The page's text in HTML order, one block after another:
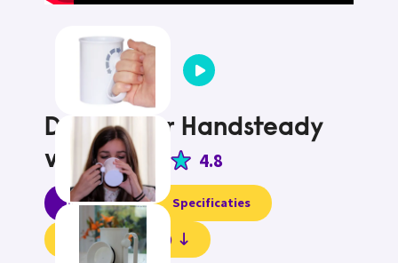
Drinkbeker Handsteady
van Able2
4.8
Informatie Specificaties
Beoordelingen (1)